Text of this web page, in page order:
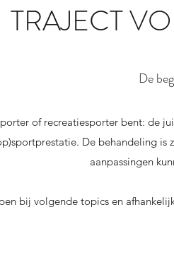
TRAJECT
De
of recreatiesporter bent: de
De behandeling is
aanpassingen
bij volgende topics en